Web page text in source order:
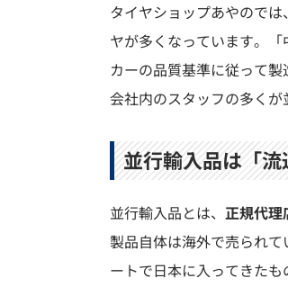
タイヤショップあやので
ヤが多くなっています。
カーの品質基準に従って製
会社内のスタッフの多くが
並行輸入品は「流
並行輸入品とは、 正規代理
製品自体は海外で売られ
ートで日本に入ってきたも